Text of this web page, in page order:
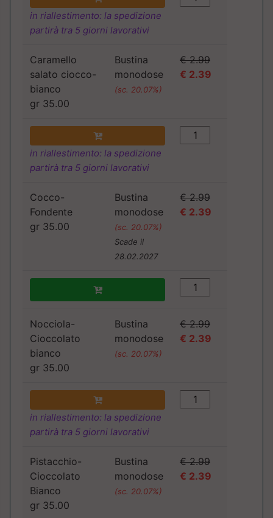
in riallestimento: la spedizione
partirà tra 5 giorni lavorativi
Caramello
salato ciocco-
bianco
gr 35.00
Bustina
monodose
(sc. 20.07%)
€ 2.99
€ 2.39
in riallestimento: la spedizione
partirà tra 5 giorni lavorativi
Cocco-
Fondente
gr 35.00
Bustina
monodose
(sc. 20.07%)
Scade il
28.02.2027
€ 2.99
€ 2.39
Nocciola-
Cioccolato
bianco
gr 35.00
Bustina
monodose
(sc. 20.07%)
€ 2.99
€ 2.39
in riallestimento: la spedizione
partirà tra 5 giorni lavorativi
Pistacchio-
Cioccolato
Bianco
gr 35.00
Bustina
monodose
(sc. 20.07%)
€ 2.99
€ 2.39